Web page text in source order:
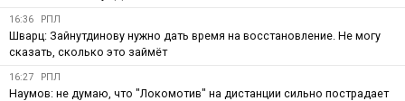
16:36 РПЛ
Шварц: Зайнутдинову нужно дать время на восстановление. Не могу
сказать, сколько это займёт
16:27 РПЛ
Наумов: не думаю, что "Локомотив" на дистанции сильно пострадает